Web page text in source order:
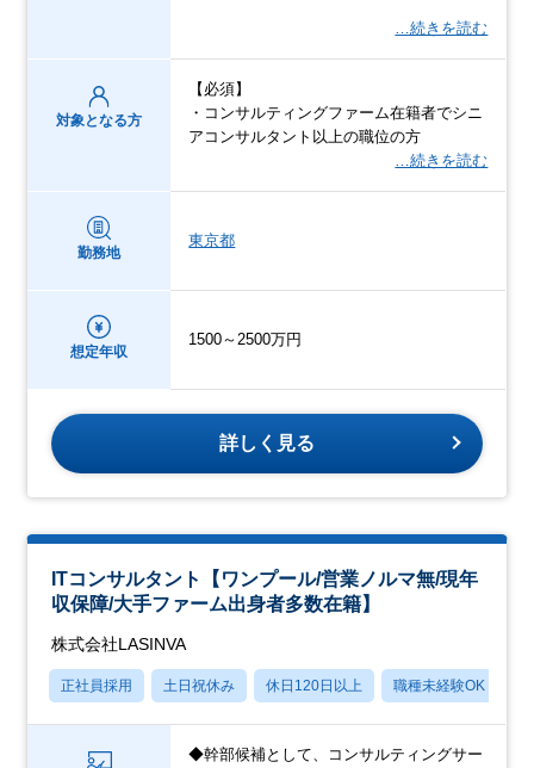
…続きを読む
対象となる方
【必須】
・コンサルティングファーム在籍者でシニ
アコンサルタント以上の職位の方
…続きを読む
勤務地
東京都
想定年収
1500～2500万円
詳しく見る
ITコンサルタント【ワンプール/営業ノルマ無/現年
収保障/大手ファーム出身者多数在籍】
株式会社LASINVA
正社員採用 土日祝休み 休日120日以上 職種未経験OK
◆幹部候補として、コンサルティングサー